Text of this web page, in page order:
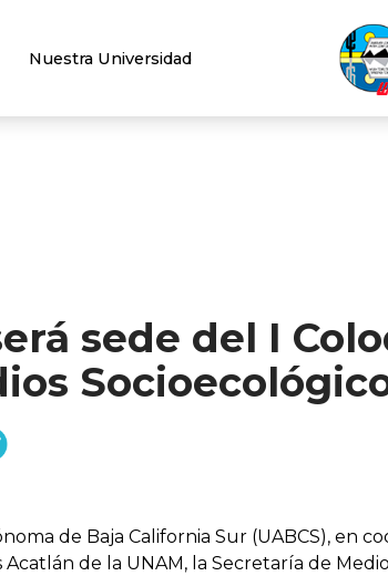
Nuestra Universidad
sede del I
de Baja California Sur (UABCS), en
Acatlán de la UNAM, la Secretaría de